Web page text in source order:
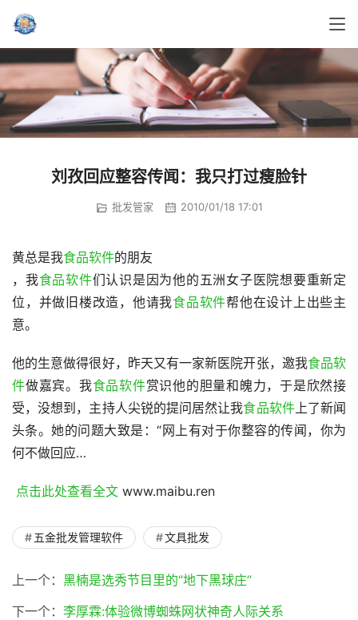
刘孜回应整容传闻：我只打过瘦脸针
批发管家 2010/01/18 17:01
黄总是我食品软件的朋友
，我食品软件们认识是因为他的五洲女子医院想要重新定
位，并做旧楼改造，他请我食品软件帮他在设计上出些主
意。
他的生意做得很好，昨天又有一家新医院开张，邀我食品软
件做嘉宾。我食品软件赏识他的胆量和魄力，于是欣然接
受，没想到，主持人尖锐的提问居然让我食品软件上了新闻
头条。她的问题大致是：“网上有对于你整容的传闻，你为
何不做回应…
点击此处查看全文 www.maibu.ren
五金批发管理软件 文具批发
上一个： 黑楠是选秀节目里的“地下黑球庄”
下一个： 李厚霖:体验微博蜘蛛网状神奇人际关系